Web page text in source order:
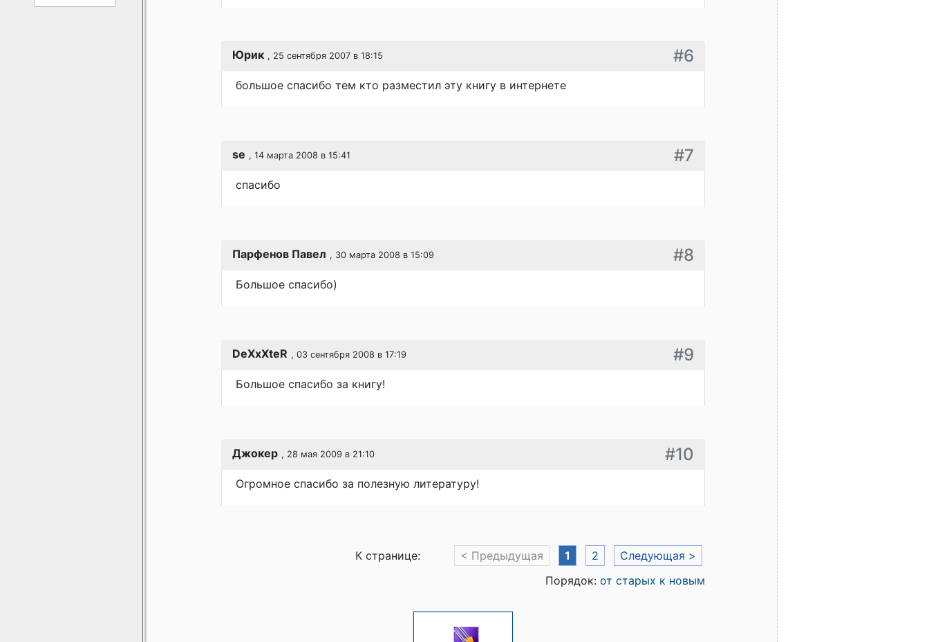
Юрик , 25 сентября 2007 в 18:15 #6
большое спасибо тем кто разместил эту книгу в интернете
se , 14 марта 2008 в 15:41 #7
спасибо
Парфенов Павел , 30 марта 2008 в 15:09 #8
Большое спасибо)
DeXxXteR , 03 сентября 2008 в 17:19 #9
Большое спасибо за книгу!
Джокер , 28 мая 2009 в 21:10 #10
Огромное спасибо за полезную литературу!
К странице: < Предыдущая 1 2
Следующая >
Порядок: от старых к новым